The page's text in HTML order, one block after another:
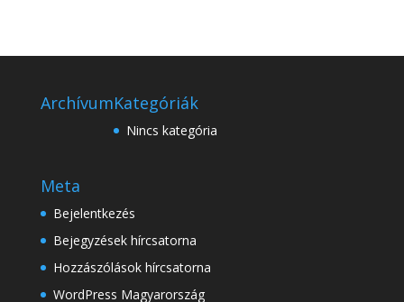
ArchívumKategóriák
Nincs kategória
Meta
Bejelentkezés
Bejegyzések hírcsatorna
Hozzászólások hírcsatorna
WordPress Magyarország